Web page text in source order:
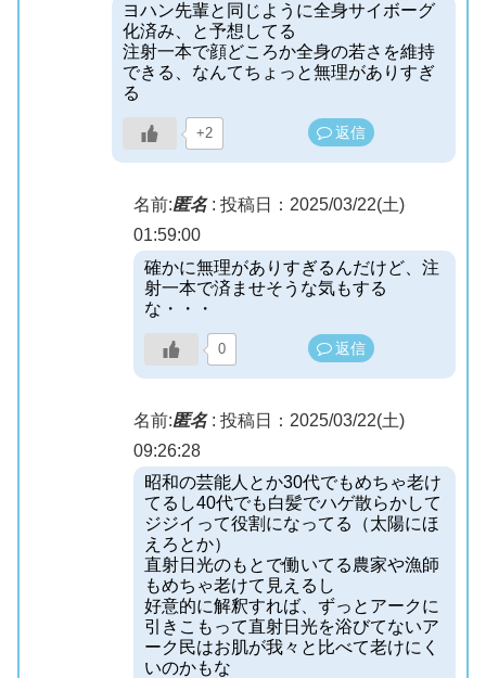
ヨハン先輩と同じように全身サイボーグ
化済み、と予想してる
注射一本で顔どころか全身の若さを維持
できる、なんてちょっと無理がありすぎ
る
+2 返信
名前:匿名: 投稿日：2025/03/22(土)
01:59:00
確かに無理がありすぎるんだけど、注
射一本で済ませそうな気もする
な・・・
0 返信
名前:匿名: 投稿日：2025/03/22(土)
09:26:28
昭和の芸能人とか30代でもめちゃ老け
てるし40代でも白髪でハゲ散らかして
ジジイって役割になってる（太陽にほ
えろとか）
直射日光のもとで働いてる農家や漁師
もめちゃ老けて見えるし
好意的に解釈すれば、ずっとアークに
引きこもって直射日光を浴びてないア
ーク民はお肌が我々と比べて老けにく
いのかもな